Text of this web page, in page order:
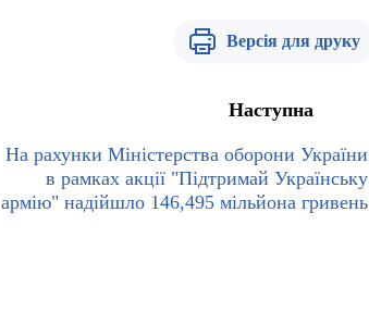
Версія для друку
Наступна
На рахунки Міністерства оборони України
в рамках акції "Підтримай Українську
армію" надійшло 146,495 мільйона гривень